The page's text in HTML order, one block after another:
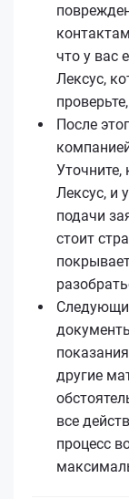
что у вас
Лексус,
После
Уточните,
Лексус, и
подачи
стоит
другие
все
процесс